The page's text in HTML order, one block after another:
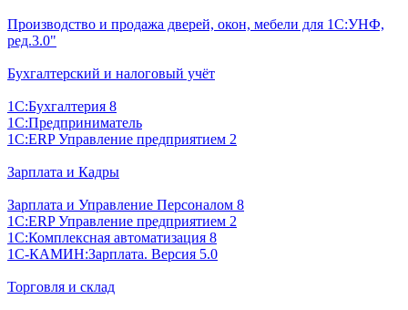
Производство и продажа дверей, окон, мебели для 1С:УНФ,
ред.3.0"
Бухгалтерский и налоговый учёт
1С:Бухгалтерия 8
1С:Предприниматель
1С:ERP Управление предприятием 2
Зарплата и Кадры
Зарплата и Управление Персоналом 8
1С:ERP Управление предприятием 2
1С:Комплексная автоматизация 8
1С-КАМИН:Зарплата. Версия 5.0
Торговля и склад